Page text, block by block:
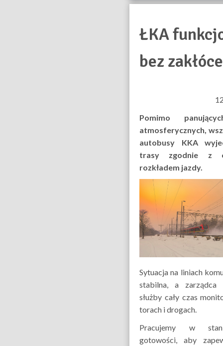
ŁKA
bez
Pomimo
atmosferycznych,
autobusy KKA
trasy zgodnie z
rozkładem jazdy.
Sytuacja na liniach
stabilna, a zarządca
służby cały czas
torach i drogach.
Pracujemy w
gotowości, aby